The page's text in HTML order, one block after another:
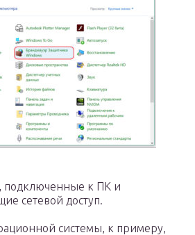
подключенные к ПК и
сетевой доступ.
системы, к примеру,